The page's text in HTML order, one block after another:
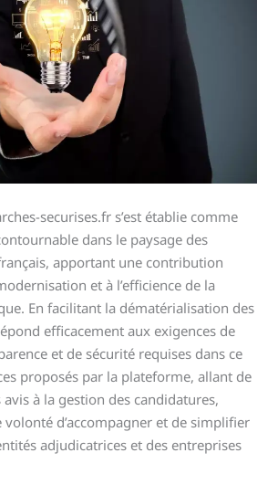
securises.fr s’est établie comme
dans le paysage des
apportant une contribution
et à l’efficience de la
En facilitant la dématérialisation des
efficacement aux exigences de
et de sécurité requises dans ce
proposés par la plateforme, allant de
à la gestion des candidatures,
volonté d’accompagner et de simplifier
adjudicatrices et des entreprises